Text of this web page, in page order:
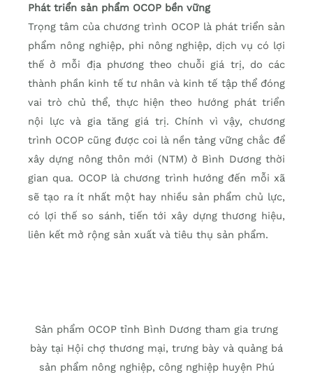
Phát triển sản phẩm OCOP bền vững
Trọng tâm của chương trình OCOP là phát triển sản
phẩm nông nghiệp, phi nông nghiệp, dịch vụ có lợi
thế ở mỗi địa phương theo chuỗi giá trị, do các
thành phần kinh tế tư nhân và kinh tế tập thể đóng
vai trò chủ thể, thực hiện theo hướng phát triển
nội lực và gia tăng giá trị. Chính vì vậy, chương
trình OCOP cũng được coi là nền tảng vững chắc để
xây dựng nông thôn mới (NTM) ở Bình Dương thời
gian qua. OCOP là chương trình hướng đến mỗi xã
sẽ tạo ra ít nhất một hay nhiều sản phẩm chủ lực,
có lợi thế so sánh, tiến tới xây dựng thương hiệu,
liên kết mở rộng sản xuất và tiêu thụ sản phẩm.
Sản phẩm OCOP tỉnh Bình Dương tham gia trưng
bày tại Hội chợ thương mại, trưng bày và quảng bá
sản phẩm nông nghiệp, công nghiệp huyện Phú